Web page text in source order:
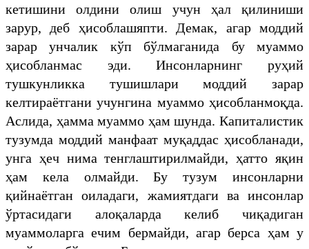
кетишини олдини олиш учун ҳал қилиниши
зарур, деб ҳисоблашяпти. Демак, агар моддий
зарар унчалик кўп бўлмаганида бу муаммо
ҳисобланмас эди. Инсонларнинг руҳий
тушкунликка тушишлари моддий зарар
келтираётгани учунгина муаммо ҳисобланмоқда.
Аслида, ҳамма муаммо ҳам шунда. Капиталистик
тузумда моддий манфаат муқаддас ҳисобланади,
унга ҳеч нима тенглаштирилмайди, ҳатто яқин
ҳам кела олмайди. Бу тузум инсонларни
қийнаётган оиладаги, жамиятдаги ва инсонлар
ўртасидаги алоқаларда келиб чиқадиган
муаммоларга ечим бермайди, агар берса ҳам у